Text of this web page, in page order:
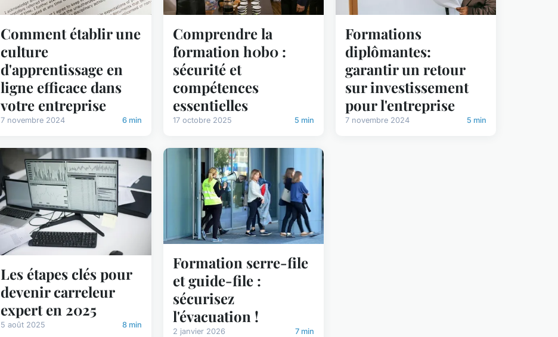
Comment établir une
culture
d'apprentissage en
ligne efficace dans
votre entreprise
7 novembre 2024 6 min
Comprendre la
formation h0b0 :
sécurité et
compétences
essentielles
17 octobre 2025 5 min
Formations
diplômantes:
garantir un retour
sur investissement
pour l'entreprise
7 novembre 2024 5 min
Les étapes clés pour
devenir carreleur
expert en 2025
5 août 2025 8 min
Formation serre-file
et guide-file :
sécurisez
l'évacuation !
2 janvier 2026 7 min